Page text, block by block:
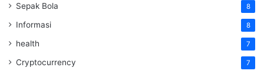
Sepak Bola 8
Informasi 8
health 7
Cryptocurrency 7